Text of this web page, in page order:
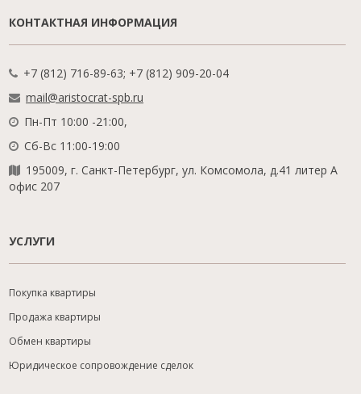
КОНТАКТНАЯ ИНФОРМАЦИЯ
+7 (812) 716-89-63; +7 (812) 909-20-04
mail@aristocrat-spb.ru
Пн-Пт 10:00 -21:00,
Сб-Вс 11:00-19:00
195009, г. Санкт-Петербург, ул. Комсомола, д.41 литер А
офис 207
УСЛУГИ
Покупка квартиры
Продажа квартиры
Обмен квартиры
Юридическое сопровождение сделок